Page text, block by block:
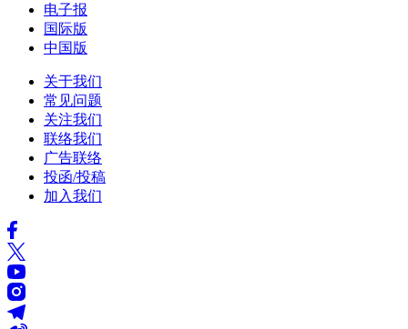
电子报
国际版
中国版
关于我们
常见问题
关注我们
联络我们
广告联络
投函/投稿
加入我们